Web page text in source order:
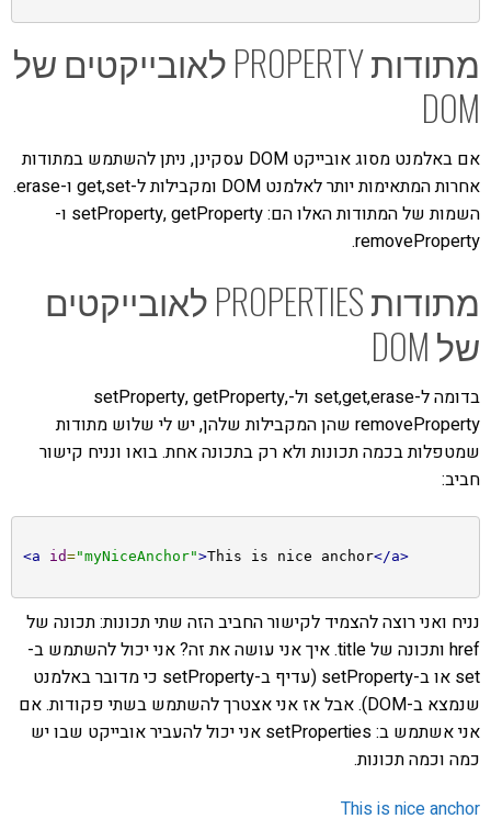
מתודות PROPERTY לאובייקטים של
DOM
אם באלמנט מסוג אובייקט DOM עסקינן, ניתן להשתמש במתודות
אחרות המתאימות יותר לאלמנט DOM ומקבילות ל-get,set ו-erase.
השמות של המתודות האלו הם: setProperty, getProperty ו-
removeProperty.
מתודות PROPERTIES לאובייקטים
של DOM
בדומה ל-set,get,erase ול-setProperty, getProperty,
removeProperty שהן המקבילות שלהן, יש לי שלוש מתודות
שמטפלות בכמה תכונות ולא רק בתכונה אחת. בואו ונניח קישור
חביב:
<a id="myNiceAnchor">This is nice anchor</a>
נניח ואני רוצה להצמיד לקישור החביב הזה שתי תכונות: תכונה של
href ותכונה של title. איך אני עושה את זה? אני יכול להשתמש ב-
set או ב-setProperty (עדיף ב-setProperty כי מדובר באלמנט
שנמצא ב-DOM). אבל אז אני אצטרך להשתמש בשתי פקודות. אם
אני אשתמש ב: setProperties אני יכול להעביר אובייקט שבו יש
כמה וכמה תכונות.
This is nice anchor